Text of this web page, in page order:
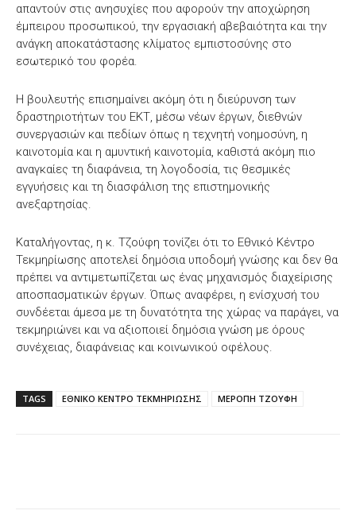
απαντούν στις ανησυχίες που αφορούν την αποχώρηση
έμπειρου προσωπικού, την εργασιακή αβεβαιότητα και την
ανάγκη αποκατάστασης κλίματος εμπιστοσύνης στο
εσωτερικό του φορέα.
Η βουλευτής επισημαίνει ακόμη ότι η διεύρυνση των
δραστηριοτήτων του ΕΚΤ, μέσω νέων έργων, διεθνών
συνεργασιών και πεδίων όπως η τεχνητή νοημοσύνη, η
καινοτομία και η αμυντική καινοτομία, καθιστά ακόμη πιο
αναγκαίες τη διαφάνεια, τη λογοδοσία, τις θεσμικές
εγγυήσεις και τη διασφάλιση της επιστημονικής
ανεξαρτησίας.
Καταλήγοντας, η κ. Τζούφη τονίζει ότι το Εθνικό Κέντρο
Τεκμηρίωσης αποτελεί δημόσια υποδομή γνώσης και δεν θα
πρέπει να αντιμετωπίζεται ως ένας μηχανισμός διαχείρισης
αποσπασματικών έργων. Όπως αναφέρει, η ενίσχυσή του
συνδέεται άμεσα με τη δυνατότητα της χώρας να παράγει, να
τεκμηριώνει και να αξιοποιεί δημόσια γνώση με όρους
συνέχειας, διαφάνειας και κοινωνικού οφέλους.
TAGS ΕΘΝΙΚΟ ΚΕΝΤΡΟ ΤΕΚΜΗΡΙΩΣΗΣ ΜΕΡΟΠΗ ΤΖΟΥΦΗ